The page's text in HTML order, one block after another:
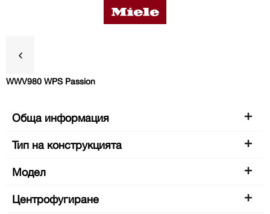
Данни за продукта
Аксесоари
WWV980 WPS Passion
Обща информация
Тип на конструкцията
Модел
Центрофугиране